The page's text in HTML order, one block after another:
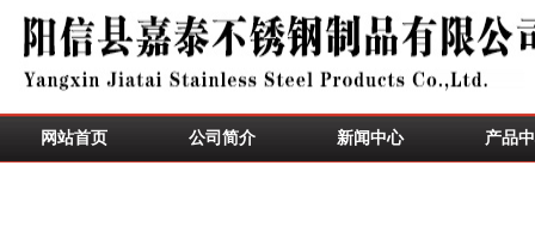
网站首页 公司简介 新闻中心 产品